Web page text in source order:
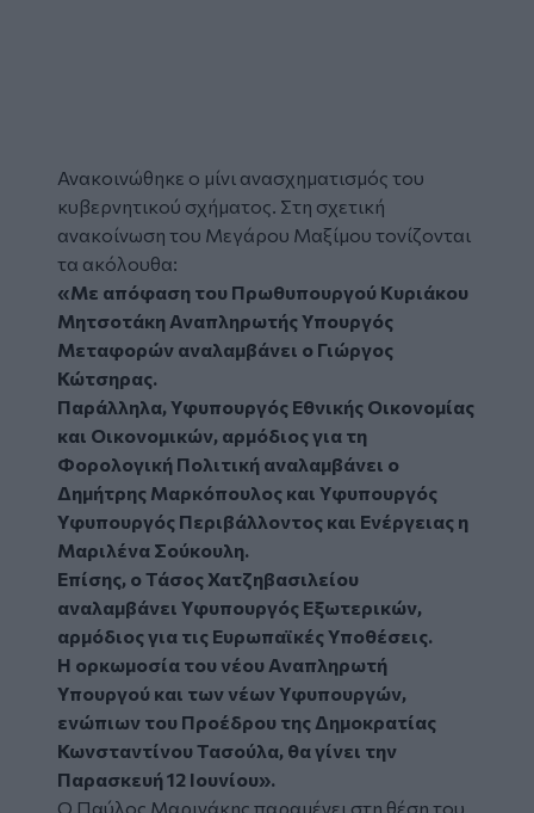
Ανακοινώθηκε ο μίνι ανασχηματισμός του
κυβερνητικού σχήματος. Στη σχετική
ανακοίνωση του Μεγάρου Μαξίμου τονίζονται
τα ακόλουθα:
«Με απόφαση του Πρωθυπουργού Κυριάκου
Μητσοτάκη Αναπληρωτής Υπουργός
Μεταφορών αναλαμβάνει ο Γιώργος
Κώτσηρας.
Παράλληλα, Υφυπουργός Εθνικής Οικονομίας
και Οικονομικών, αρμόδιος για τη
Φορολογική Πολιτική αναλαμβάνει ο
Δημήτρης Μαρκόπουλος και Υφυπουργός
Υφυπουργός Περιβάλλοντος και Ενέργειας η
Μαριλένα Σούκουλη.
Επίσης, ο Τάσος Χατζηβασιλείου
αναλαμβάνει Υφυπουργός Εξωτερικών,
αρμόδιος για τις Ευρωπαϊκές Υποθέσεις.
Η ορκωμοσία του νέου Αναπληρωτή
Υπουργού και των νέων Υφυπουργών,
ενώπιων του Προέδρου της Δημοκρατίας
Κωνσταντίνου Τασούλα, θα γίνει την
Παρασκευή 12 Ιουνίου».
Ο Παύλος Μαρινάκης παραμένει στη θέση του